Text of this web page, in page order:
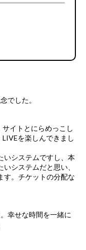
でした。
イトとにらめっこし
を楽しんできまし
いシステムですし、本
システムだと思い、
す。チケットの分配な
幸せな時間を一緒に